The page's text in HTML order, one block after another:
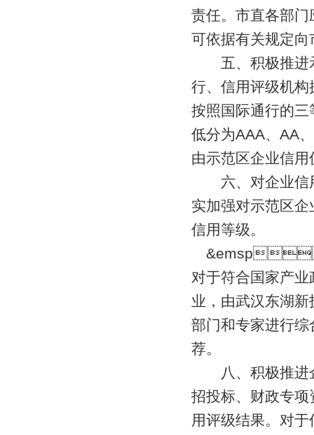
责任。市直各部
可依据有关规定
五、积极推进示
行、信用评级机
按照国际通行的
低分为AAA、AA
由示范区企业信用
六、对企业信用评
实加强对示范区企
信用等级。
对于符合国家产
业，由武汉东湖
部门和专家进行
荐。
八、积极推进企
招投标、财政专项
用评级结果。对